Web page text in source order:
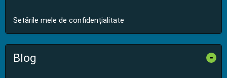
Setările mele de confidențialitate
Blog -